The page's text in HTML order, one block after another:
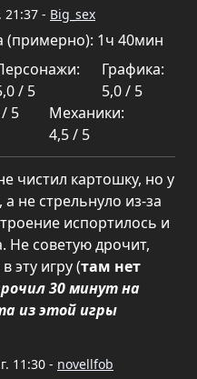
21:37 - Big_sex
(примерно): 1ч 40мин
/ 5
Графика:
5,0 / 5
5
Механики:
4,5 / 5
чистил картошку, но у
не стрельнуло из-за
испортилось и
Не советую дрочит,
эту игру (там нет
30 минут на
из этой игры
11:30 - novellfob